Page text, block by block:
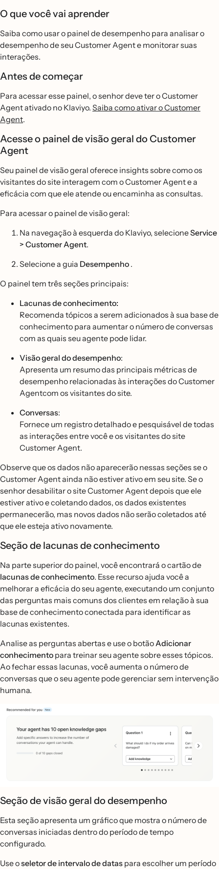
O que você vai aprender
Saiba como usar o painel de desempenho para analisar o
desempenho de seu Customer Agent e monitorar suas
interações.
Antes de começar
Para acessar esse painel, o senhor deve ter o Customer
Agent ativado no Klaviyo. Saiba como ativar o Customer
Agent.
Acesse o painel de visão geral do Customer
Agent
Seu painel de visão geral oferece insights sobre como os
visitantes do site interagem com o Customer Agent e a
eficácia com que ele atende ou encaminha as consultas.
Para acessar o painel de visão geral:
Na navegação à esquerda do Klaviyo, selecioneService
> Customer Agent.
Selecione a guia Desempenho .
O painel tem três seções principais:
Lacunas de conhecimento:
Recomenda tópicos a serem adicionados à sua base de
conhecimento para aumentar o número de conversas
com as quais seu agente pode lidar.
Visão geral do desempenho:
Apresenta um resumo das principais métricas de
desempenho relacionadas às interações do Customer
Agentcom os visitantes do site.
Conversas:
Fornece um registro detalhado e pesquisável de todas
as interações entre você e os visitantes do site
Customer Agent.
Observe que os dados não aparecerão nessas seções se o
Customer Agent ainda não estiver ativo em seu site. Se o
senhor desabilitar o site Customer Agent depois que ele
estiver ativo e coletando dados, os dados existentes
permanecerão, mas novos dados não serão coletados até
que ele esteja ativo novamente.
Seção de lacunas de conhecimento
Na parte superior do painel, você encontrará o cartão de
lacunas de conhecimento. Esse recurso ajuda você a
melhorar a eficácia do seu agente, executando um conjunto
das perguntas mais comuns dos clientes em relação à sua
base de conhecimento conectada para identificar as
lacunas existentes.
Analise as perguntas abertas e use o botãoAdicionar
conhecimento para treinar seu agente sobre esses tópicos.
Ao fechar essas lacunas, você aumenta o número de
conversas que o seu agente pode gerenciar sem intervenção
humana.
Seção de visão geral do desempenho
Esta seção apresenta um gráfico que mostra o número de
conversas iniciadas dentro do período de tempo
configurado.
Use oseletor de intervalo de datas para escolher um período